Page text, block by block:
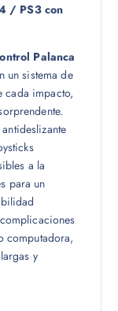
/ PS3 con
Palanca
un sistema de
cada impacto,
a la
para un
computadora,
y